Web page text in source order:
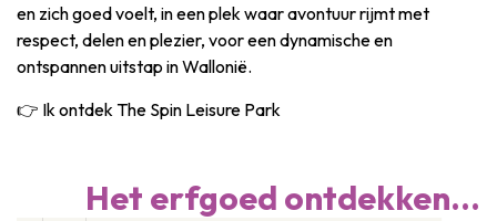
en zich goed voelt, in een plek waar avontuur rijmt met
respect, delen en plezier, voor een dynamische en
ontspannen uitstap in Wallonië.
👉 Ik ontdek The Spin Leisure Park
Het erfgoed ontdekken...